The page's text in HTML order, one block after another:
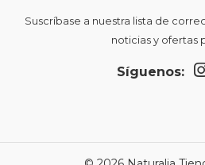
Suscríbase a nuestra lista de
noticias y ofertas
Síguenos: